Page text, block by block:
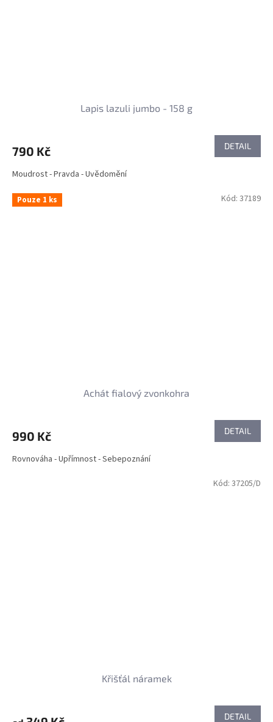
Lapis lazuli jumbo - 158 g
790 Kč DETAIL
Moudrost - Pravda - Uvědomění
Pouze 1 ks
Achát fialový zvonkohra
990 Kč DETAIL
Rovnováha - Upřímnost - Sebepoznání
Kód: 37189
Křišťál náramek
DETAIL
Kód: 37205/D